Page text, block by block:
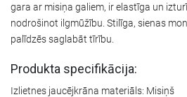
gara ar misiņa galiem, ir elastīga un
nodrošinot ilgmūžību. Stilīga, sienas
palīdzēs saglabāt tīrību.
Produkta specifikācija:
Izlietnes jaucējkrāna materiāls: Misiņš